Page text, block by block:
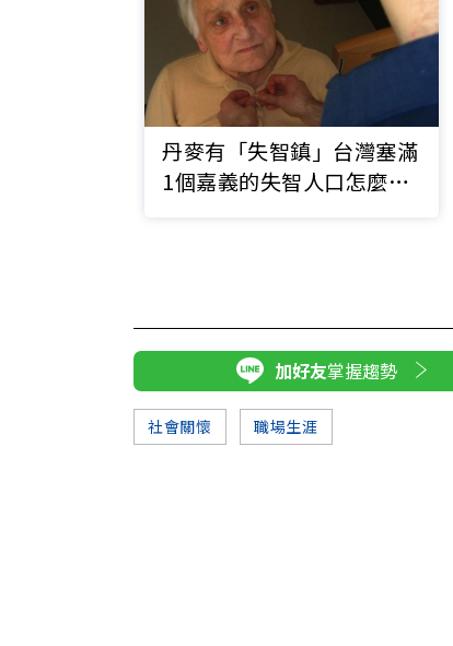
丹麥有「失智鎮」台灣塞滿
1個嘉義的失智人口怎麼
加好友掌握趨勢
社會關懷 職場生涯